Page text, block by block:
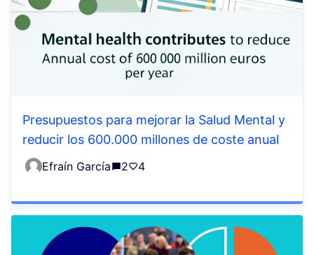
Presupuestos para mejorar la Salud Mental y
reducir los 600.000 millones de coste anual
Efraín García 2 4